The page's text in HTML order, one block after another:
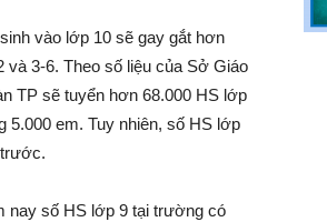
vào lớp 10 sẽ gay gắt hơn
và 3-6. Theo số liệu của Sở Giáo
TP sẽ tuyển hơn 68.000 HS lớp
5.000 em. Tuy nhiên, số HS lớp
nay số HS lớp 9 tại trường có